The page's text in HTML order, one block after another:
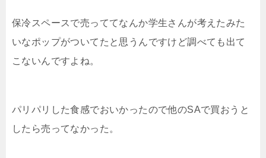
保冷スペースで売っててなんか学生さんが考えたみた
いなポップがついてたと思うんですけど調べても出て
こないんですよね。
パリパリした食感でおいかったので他のSAで買おうと
したら売ってなかった。